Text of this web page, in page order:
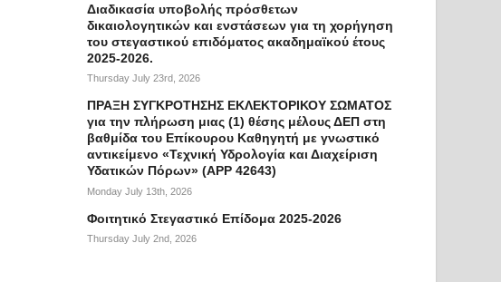
Διαδικασία υποβολής πρόσθετων
δικαιολογητικών και ενστάσεων για τη χορήγηση
του στεγαστικού επιδόματος ακαδημαϊκού έτους
2025-2026.
Thursday July 23rd, 2026
ΠΡΑΞΗ ΣΥΓΚΡΟΤΗΣΗΣ ΕΚΛΕΚΤΟΡΙΚΟΥ ΣΩΜΑΤΟΣ
για την πλήρωση μιας (1) θέσης μέλους ΔΕΠ στη
βαθμίδα του Επίκουρου Καθηγητή με γνωστικό
αντικείμενο «Τεχνική Υδρολογία και Διαχείριση
Υδατικών Πόρων» (APP 42643)
Monday July 13th, 2026
Φοιτητικό Στεγαστικό Επίδομα 2025-2026
Thursday July 2nd, 2026